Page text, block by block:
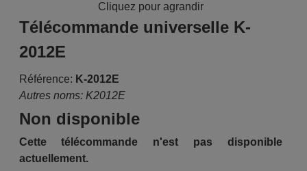
Cliquez pour agrandir
Télécommande universelle K-
2012E
Référence: K-2012E
Autres noms: K2012E
Non disponible
Cette télécommande n'est pas disponible
actuellement.